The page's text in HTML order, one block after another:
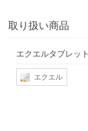
取り扱い商品
エクエルタブレット
エクエル